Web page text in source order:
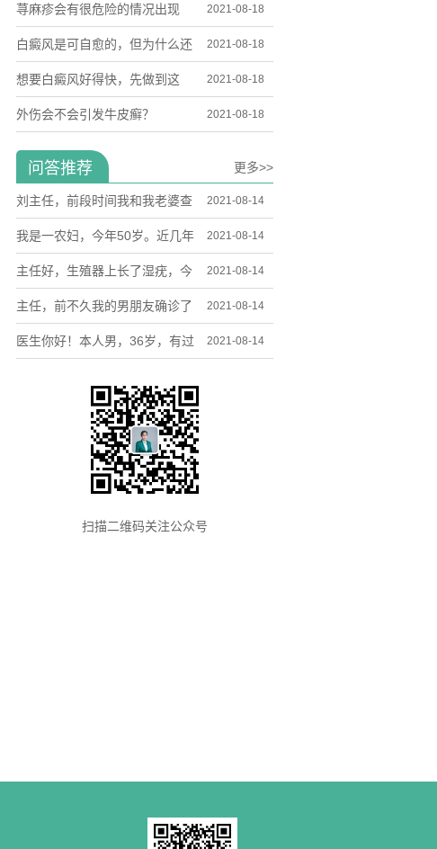
药就复发，反反复复，怎么办？
荨麻疹会有很危险的情况出现
吗？
2021-08-18
白癜风是可自愈的，但为什么还
是很多人没治好呢？
2021-08-18
想要白癜风好得快，先做到这
点！
2021-08-18
外伤会不会引发牛皮癣？ 2021-08-18
问答推荐 更多>>
刘主任，前段时间我和我老婆查
出了尖锐湿疣，目前我们在用光
动力治疗，已经做了2次。想问
下这个还需要几次？我们打算备
孕二胎，会有影响吗？
2021-08-14
我是一农妇，今年50岁。近几年
下地干活，一热一出汗，就浑身
发痒，
2021-08-14
主任好，生殖器上长了湿疣，今
天做了激光手术，估计也传染给
了女友，想问问这种病能不能根
2021-08-14
主任，前不久我的男朋友确诊了
尖锐湿疣，他没有不洁性行为，
2021-08-14
医生你好！本人男，36岁，有过 2021-08-14
扫描二维码关注公众号